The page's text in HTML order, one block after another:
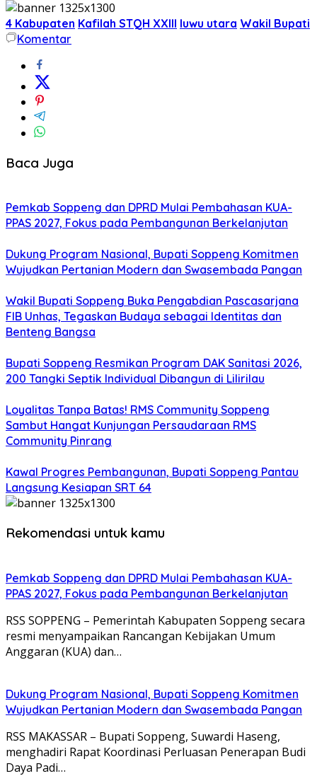
4 Kabupaten Kafilah STQH XXIII luwu utara Wakil Bupati
Komentar
Baca Juga
Pemkab Soppeng dan DPRD Mulai Pembahasan KUA-
PPAS 2027, Fokus pada Pembangunan Berkelanjutan
Dukung Program Nasional, Bupati Soppeng Komitmen
Wujudkan Pertanian Modern dan Swasembada Pangan
Wakil Bupati Soppeng Buka Pengabdian Pascasarjana
FIB Unhas, Tegaskan Budaya sebagai Identitas dan
Benteng Bangsa
Bupati Soppeng Resmikan Program DAK Sanitasi 2026,
200 Tangki Septik Individual Dibangun di Lilirilau
Loyalitas Tanpa Batas! RMS Community Soppeng
Sambut Hangat Kunjungan Persaudaraan RMS
Community Pinrang
Kawal Progres Pembangunan, Bupati Soppeng Pantau
Langsung Kesiapan SRT 64
Rekomendasi untuk kamu
Pemkab Soppeng dan DPRD Mulai Pembahasan KUA-
PPAS 2027, Fokus pada Pembangunan Berkelanjutan
RSS SOPPENG – Pemerintah Kabupaten Soppeng secara
resmi menyampaikan Rancangan Kebijakan Umum
Anggaran (KUA) dan…
Dukung Program Nasional, Bupati Soppeng Komitmen
Wujudkan Pertanian Modern dan Swasembada Pangan
RSS MAKASSAR – Bupati Soppeng, Suwardi Haseng,
menghadiri Rapat Koordinasi Perluasan Penerapan Budi
Daya Padi…